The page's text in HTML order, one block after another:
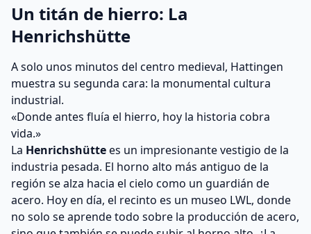
Un titán de hierro: La
Henrichshütte
A solo unos minutos del centro medieval, Hattingen
muestra su segunda cara: la monumental cultura
industrial.
«Donde antes fluía el hierro, hoy la historia cobra
vida.»
La Henrichshüttees un impresionante vestigio de la
industria pesada. El horno alto más antiguo de la
región se alza hacia el cielo como un guardián de
acero. Hoy en día, el recinto es un museo LWL, donde
no solo se aprende todo sobre la producción de acero,